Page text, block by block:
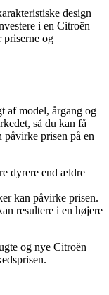
design
i en Citroën
priserne og
af model, årgang og
så du kan få
påvirke prisen på en
dyrere end ældre
kan påvirke prisen.
resultere i en højere
og nye Citroën